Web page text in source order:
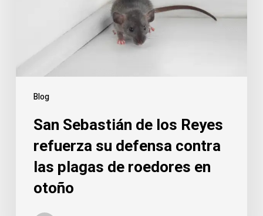
Blog
San Sebastián de los Reyes
refuerza su defensa contra
las plagas de roedores en
otoño